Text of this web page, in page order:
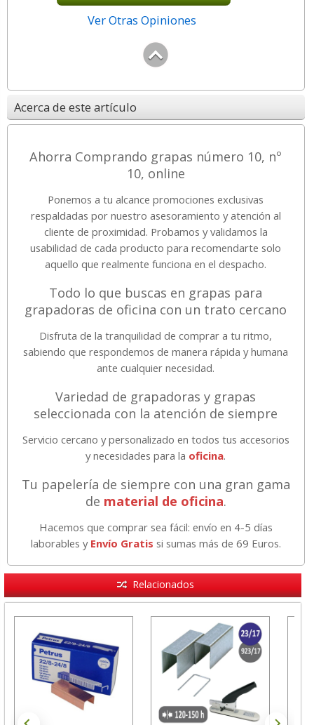
Ver Otras Opiniones
Acerca de este artículo
Ahorra Comprando grapas número 10, nº
10, online
Ponemos a tu alcance promociones exclusivas
respaldadas por nuestro asesoramiento y atención al
cliente de proximidad. Probamos y validamos la
usabilidad de cada producto para recomendarte solo
aquello que realmente funciona en el despacho.
Todo lo que buscas en grapas para
grapadoras de oficina con un trato cercano
Disfruta de la tranquilidad de comprar a tu ritmo,
sabiendo que respondemos de manera rápida y humana
ante cualquier necesidad.
Variedad de grapadoras y grapas
seleccionada con la atención de siempre
Servicio cercano y personalizado en todos tus accesorios
y necesidades para la oficina.
Tu papelería de siempre con una gran gama
de material de oficina.
Hacemos que comprar sea fácil: envío en 4-5 días
laborables y Envío Gratis si sumas más de 69 Euros.
Relacionados